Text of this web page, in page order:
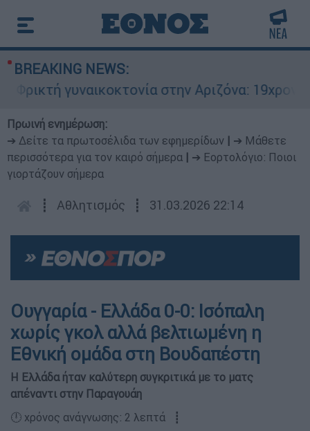
BREAKING NEWS:
γυναικοκτονία στην Αριζόνα: 19χρονη
Πρωινή ενημέρωση:
➔ Δείτε τα πρωτοσέλιδα των εφημερίδων
➔ Μάθετε
περισσότερα για τον καιρό σήμερα
➔ Εορτολόγιο: Ποιοι
γιορτάζουν σήμερα
┋ Αθλητισμός ┋ 31.03.2026 22:14
Ουγγαρία - Ελλάδα 0-0: Ισόπαλη
χωρίς γκολ αλλά βελτιωμένη η
Εθνική ομάδα στη Βουδαπέστη
Η Ελλάδα ήταν καλύτερη συγκριτικά με το ματς
απέναντι στην Παραγουάη
🕛 χρόνος ανάγνωσης: 2 λεπτά ┋